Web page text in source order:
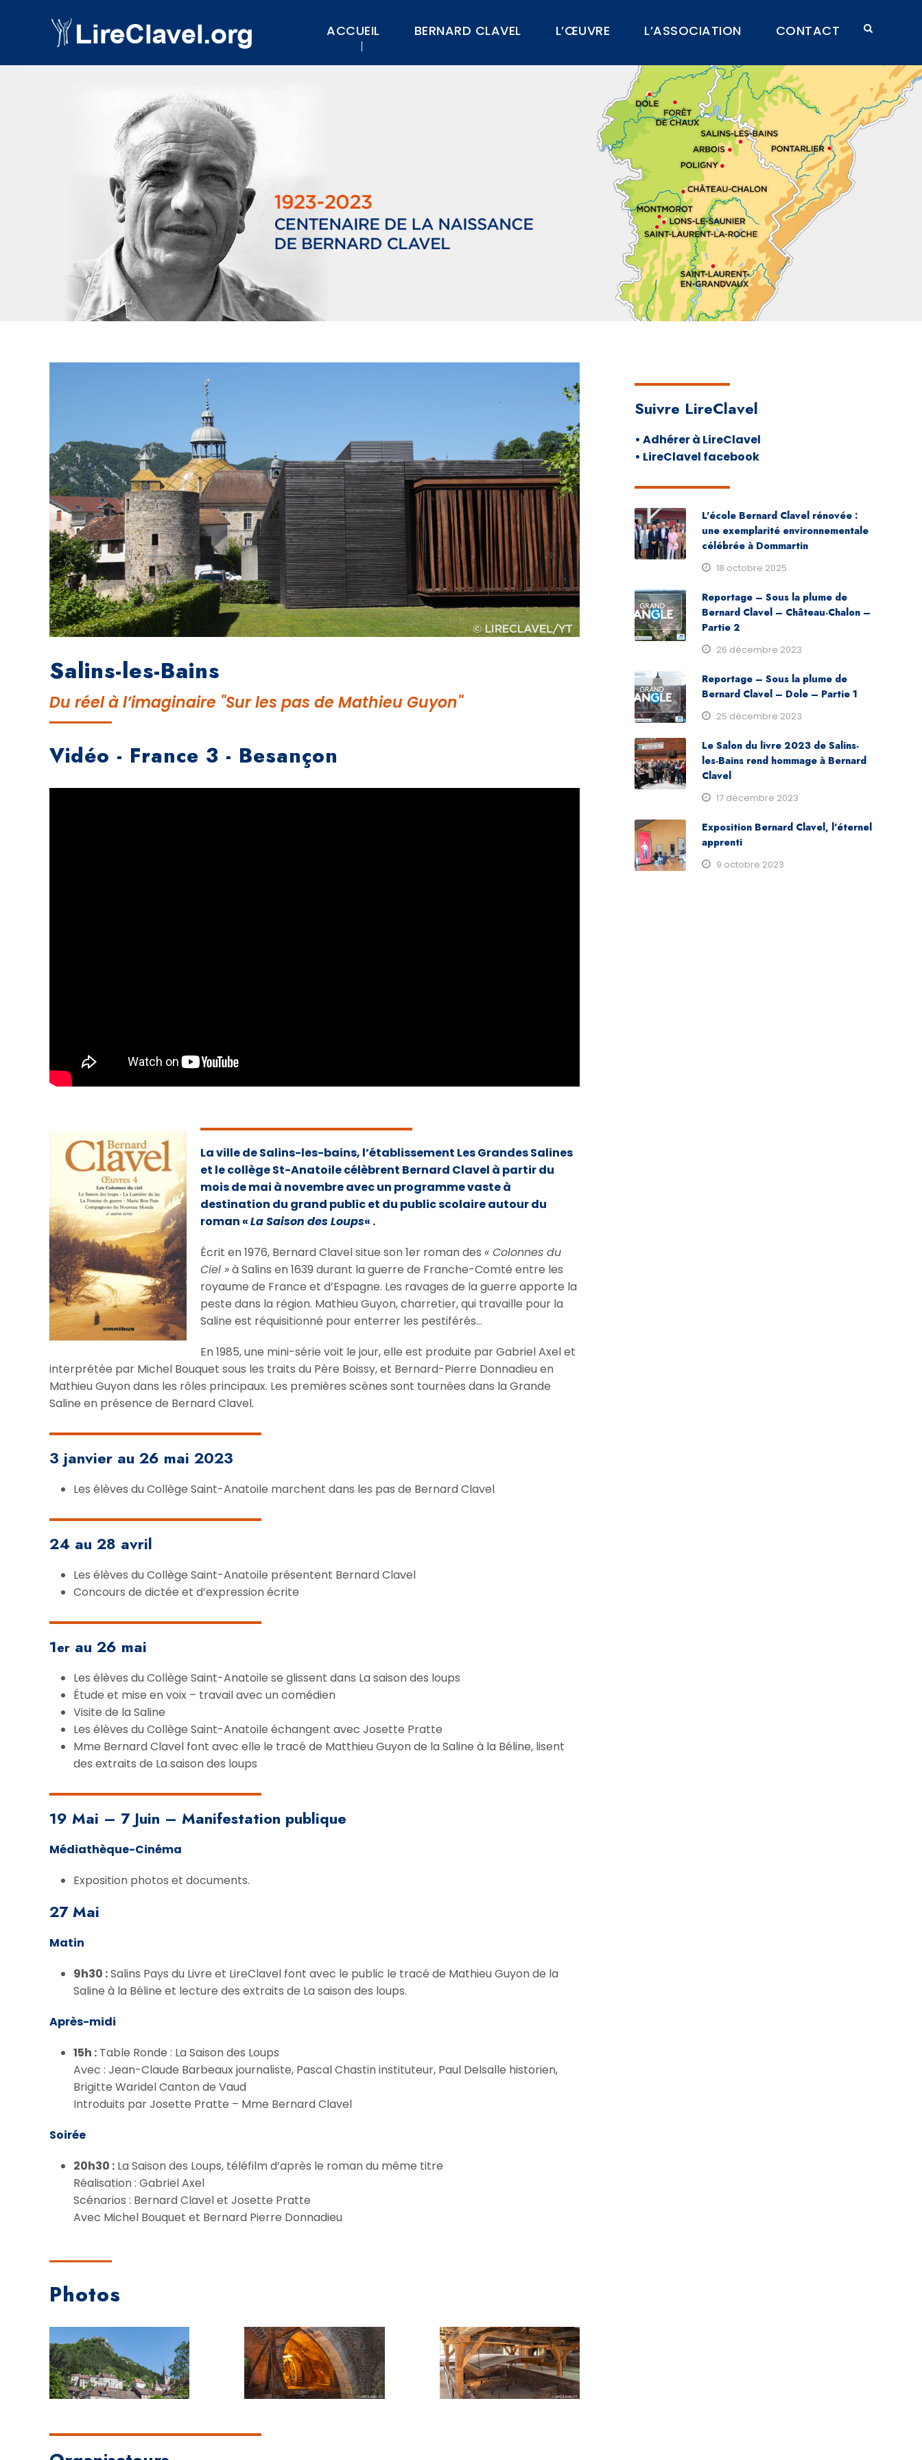
ACCUEIL BERNARD CLAVEL L’ŒUVRE L’ASSOCIATION CONTACT
Post Views:
Salins-les-Bains
Du réel à l’imaginaire "Sur les pas de Mathieu Guyon"
Vidéo - France 3 - Besançon
La ville de Salins-les-bains, l’établissement Les Grandes Salines
et le collège St-Anatoile célèbrent Bernard Clavel à partir du
mois de mai à novembre avec un programme vaste à
destination du grand public et du public scolaire autour du
roman «La Saison des Loups« .
Écrit en 1976, Bernard Clavel situe son 1er roman des « Colonnes du
Ciel »à Salins en 1639 durant la guerre de Franche-Comté entre les
royaume de France et d’Espagne. Les ravages de la guerre apporte la
peste dans la région. Mathieu Guyon, charretier, qui travaille pour la
Saline est réquisitionné pour enterrer les pestiférés…
En 1985, une mini-série voit le jour, elle est produite par Gabriel Axel et
interprétée par Michel Bouquet sous les traits du Père Boissy, et Bernard-Pierre Donnadieu en
Mathieu Guyon dans les rôles principaux. Les premières scènes sont tournées dans la Grande
Saline en présence de Bernard Clavel.
3 janvier au 26 mai 2023
Les élèves du Collège Saint-Anatoile marchent dans les pas de Bernard Clavel
24 au 28 avril
Les élèves du Collège Saint-Anatoile présentent Bernard Clavel
Concours de dictée et d’expression écrite
1er au 26 mai
Les élèves du Collège Saint-Anatoile se glissent dans La saison des loups
Étude et mise en voix – travail avec un comédien
Visite de la Saline
Les élèves du Collège Saint-Anatoile échangent avec Josette Pratte
Mme Bernard Clavel font avec elle le tracé de Matthieu Guyon de la Saline à la Béline, lisent
des extraits de La saison des loups
19 Mai – 7 Juin – Manifestation publique
Médiathèque-Cinéma
Exposition photos et documents.
27 Mai
Matin
9h30 :Salins Pays du Livre et LireClavel font avec le public le tracé de Mathieu Guyon de la
Saline à la Béline et lecture des extraits de La saison des loups.
Après-midi
15h : Table Ronde : La Saison des Loups
Avec : Jean-Claude Barbeaux journaliste, Pascal Chastin instituteur, Paul Delsalle historien,
Brigitte Waridel Canton de Vaud
Introduits par Josette Pratte – Mme Bernard Clavel
Soirée
20h30 : La Saison des Loups, téléfilm d’après le roman du même titre
Réalisation : Gabriel Axel
Scénarios : Bernard Clavel et Josette Pratte
Avec Michel Bouquet et Bernard Pierre Donnadieu
Photos
Suivre LireClavel
• Adhérer à LireClavel
• LireClavel facebook
L’école Bernard Clavel rénovée :
une exemplarité environnementale
célébrée à Dommartin
18 octobre 2025
Reportage – Sous la plume de
Bernard Clavel – Château-Chalon –
Partie 2
26 décembre 2023
Reportage – Sous la plume de
Bernard Clavel – Dole – Partie 1
25 décembre 2023
Le Salon du livre 2023 de Salins-
les-Bains rend hommage à Bernard
Clavel
17 décembre 2023
Exposition Bernard Clavel, l’éternel
apprenti
9 octobre 2023